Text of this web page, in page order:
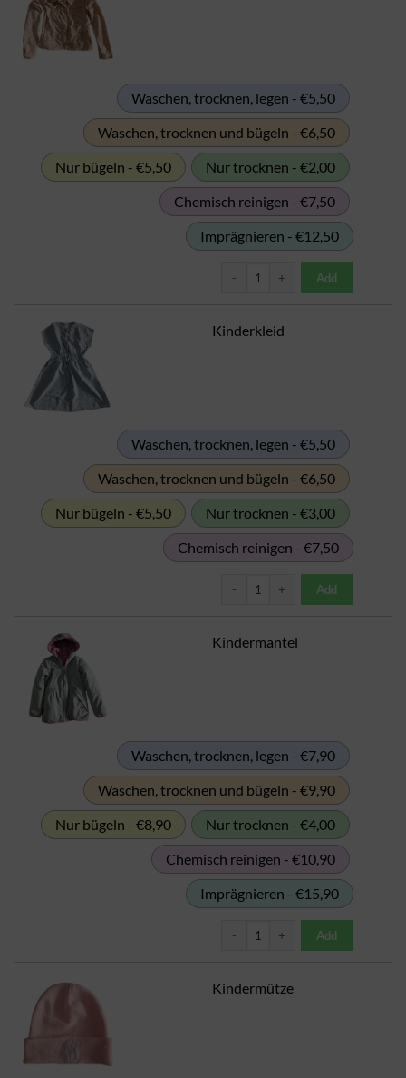
Waschen, trocknen, legen - €5,50
Waschen, trocknen und bügeln - €6,50
Nur bügeln - €5,50
Nur trocknen - €2,00
Chemisch reinigen - €7,50
Imprägnieren - €12,50
Add
Kinderkleid
Waschen, trocknen, legen - €5,50
Waschen, trocknen und bügeln - €6,50
Nur bügeln - €5,50
Nur trocknen - €3,00
Chemisch reinigen - €7,50
Add
Kindermantel
Waschen, trocknen, legen - €7,90
Waschen, trocknen und bügeln - €9,90
Nur bügeln - €8,90
Nur trocknen - €4,00
Chemisch reinigen - €10,90
Imprägnieren - €15,90
Add
Kindermütze